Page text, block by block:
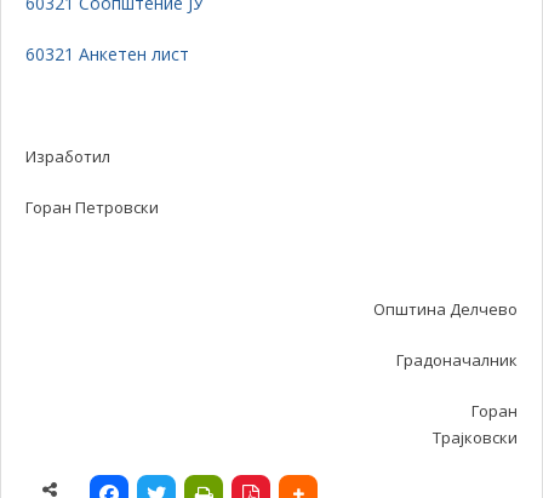
60321 Анкетен лист
Изработил
Горан Петровски
Општина Делчево
Градоначалник
Горан
Трајковски